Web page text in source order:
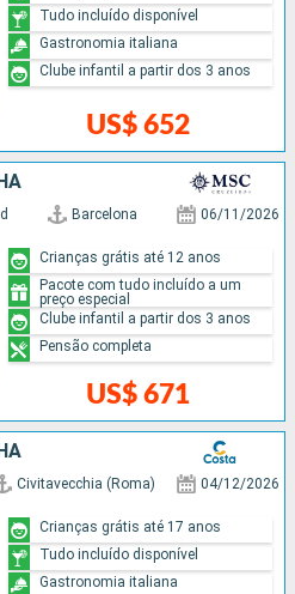
US$ 652
Tudo incluído disponível
Gastronomia italiana
Clube infantil a partir dos 3 anos
Barcelona 06/11/2026
US$ 671
Crianças grátis até 12 anos
Pacote com tudo incluído a um
preço especial
Clube infantil a partir dos 3 anos
Pensão completa
Civitavecchia (Roma) 04/12/2026
Crianças grátis até 17 anos
Tudo incluído disponível
Gastronomia italiana